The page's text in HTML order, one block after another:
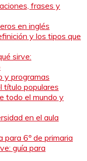
frases y
en inglés
y los tipos que
sirve:
y programas
título populares
todo el mundo y
en el aula
para 6º de primaria
guía para